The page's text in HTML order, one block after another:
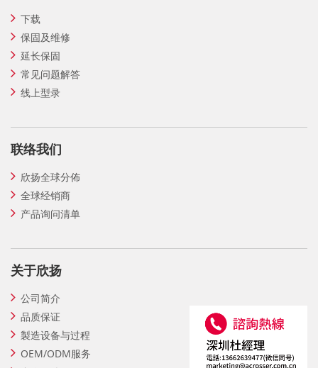
下载
保固及维修
延长保固
常见问题解答
线上型录
联络我们
欣扬全球分佈
全球经销商
产品询问清单
关于欣扬
公司简介
品质保证
製造设备与过程
OEM/ODM服务